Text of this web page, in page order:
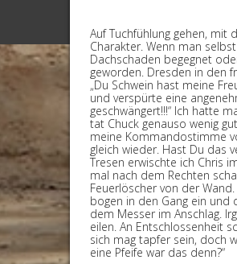
Auf Tuchfühlung gehen,
Charakter. Wenn man
Dachschaden begegnet
geworden. Dresden in den
„Du Schwein hast meine
und verspürte eine
geschwängert!!!“ Ich hatte
tat Chuck genauso wenig
meine Kommandostimme
gleich wieder. Hast Du das
Tresen erwischte ich Chris
mal nach dem Rechten
Feuerlöscher von der
bogen in den Gang ein und
dem Messer im Anschlag.
eilen. An Entschlossenheit
sich mag tapfer sein, doch
eine Pfeife war das denn?“